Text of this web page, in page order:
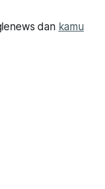
dan kamu